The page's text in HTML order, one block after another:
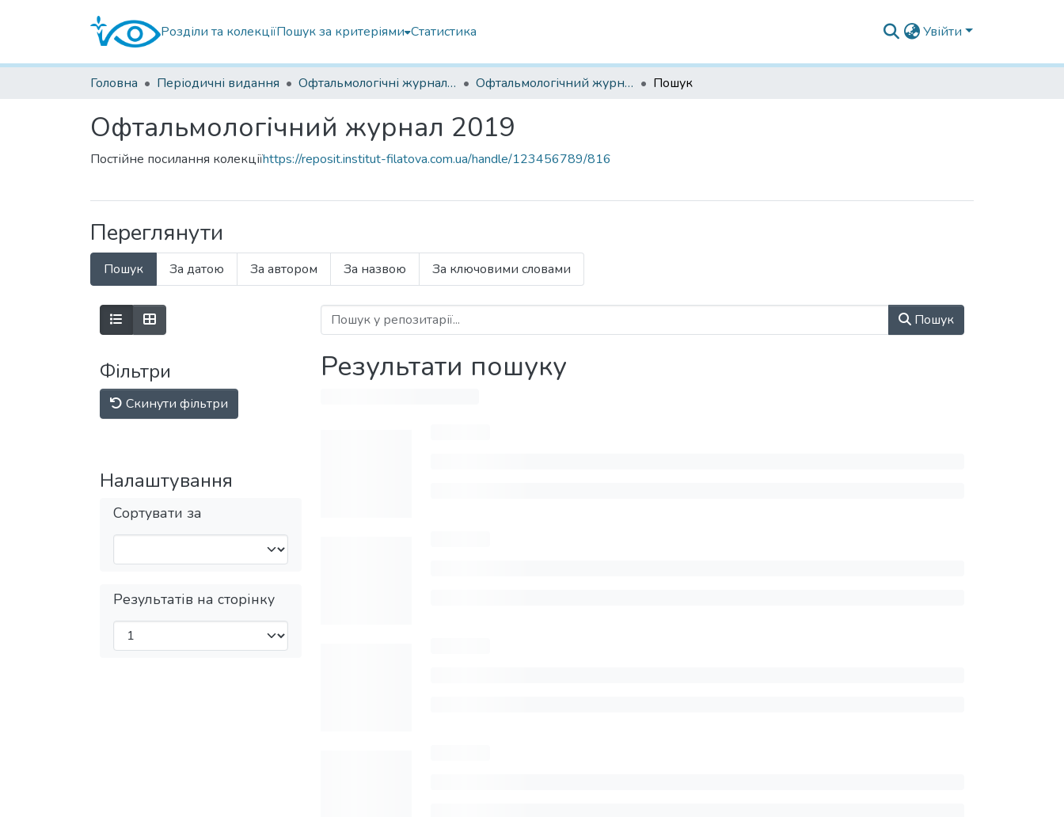
Розділи та колекціїПошук за критеріями Статистика Увійти
Головна Періодичні видання Офтальмологічні журнали українські Офтальмологічний журнал 2019 Пошук
Офтальмологічний журнал 2019
Постійне посилання колекціїhttps://reposit.institut-filatova.com.ua/handle/123456789/816
Переглянути
Пошук За датою За автором За назвою За ключовими словами
Фільтри
Скинути фільтри
Налаштування
Сортувати за
Результатів на сторінку
Пошук
Результати пошуку